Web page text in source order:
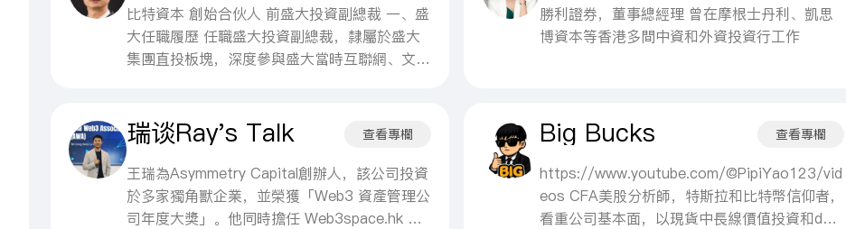
裁，入選"福佈斯中國科技女性榜單"與「財富中
國最具影響力的商界女性榜單」， 榮獲全國三
比特資本 創始合伙人 前盛大投資副總裁 一、盛
大任職履歷 任職盛大投資副總裁，隸屬於盛大
集團直投板塊，深度參與盛大當時互聯網、文
盛大之後職業發展 1、創業家黑馬工場合伙人
負責 i 黑馬投融資平台、天使俱樂部，對接海量
早期創業項目，搭建天使投資孵化體系，服務全
國科創創業者。 2、比特資本 創始合伙人 機構
主打上市公司產業孵化、錶外資產併購、產業互
勝利證券，董事總經理 曾在摩根士丹利、凱思
博資本等香港多間中資和外資投資行工作
瑞谈Ray's Talk 查看專欄
王瑞為Asymmetry Capital創辦人，該公司投資
於多家獨角獸企業，並榮獲「Web3 資產管理公
司年度大獎」。他同時擔任 Web3space.hk 顧
Big Bucks 查看專欄
https://www.youtube.com/@PipiYao123/vid
eos CFA美股分析師，特斯拉和比特幣信仰者，
看重公司基本面，以現貨中長線價值投資和dayt